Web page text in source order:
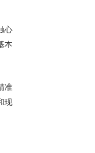
心
本
准
现